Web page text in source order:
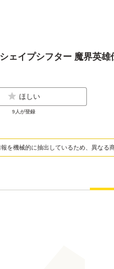
シェイプシフター 魔界英雄
ほしい
9人が登録
を機械的に抽出しているため、異なる